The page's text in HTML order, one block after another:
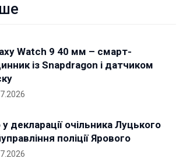
Watch 9 40 мм – смарт-
із Snapdragon і датчиком
декларації очільника Луцького
поліції Ярового